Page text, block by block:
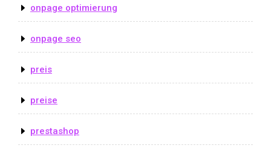
onpage optimierung
onpage seo
preis
preise
prestashop